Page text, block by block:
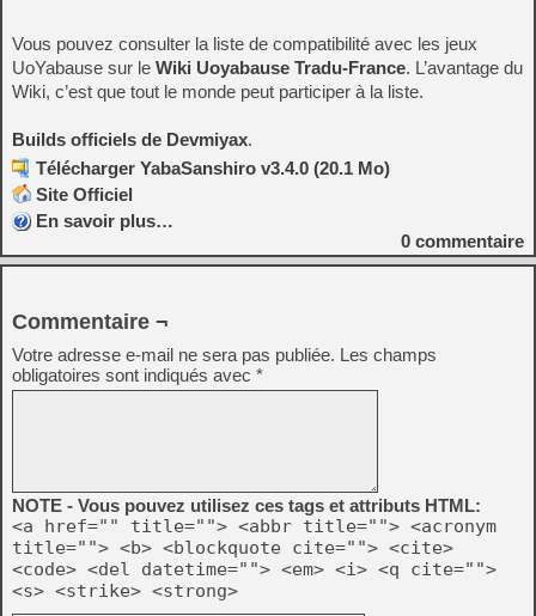
Vous pouvez consulter la liste de compatibilité avec les jeux
UoYabause sur le Wiki Uoyabause Tradu-France. L’avantage du
Wiki, c’est que tout le monde peut participer à la liste.
Builds officiels de Devmiyax.
Télécharger YabaSanshiro v3.4.0 (20.1 Mo)
Site Officiel
En savoir plus…
0 commentaire
Commentaire ¬
Votre adresse e-mail ne sera pas publiée. Les champs
obligatoires sont indiqués avec *
NOTE - Vous pouvez utilisez ces tags et attributs HTML:
<a href="" title=""> <abbr title=""> <acronym
title=""> <b> <blockquote cite=""> <cite>
<code> <del datetime=""> <em> <i> <q cite="">
<s> <strike> <strong>